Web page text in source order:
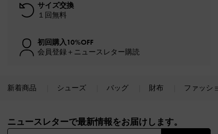
サイズ交換
１回無料
初回購入10%OFF
会員登録＋ニュースレター購読
新着商品 シューズ バッグ 財布 ファッシ
ニュースレターで最新情報をお届けします。​